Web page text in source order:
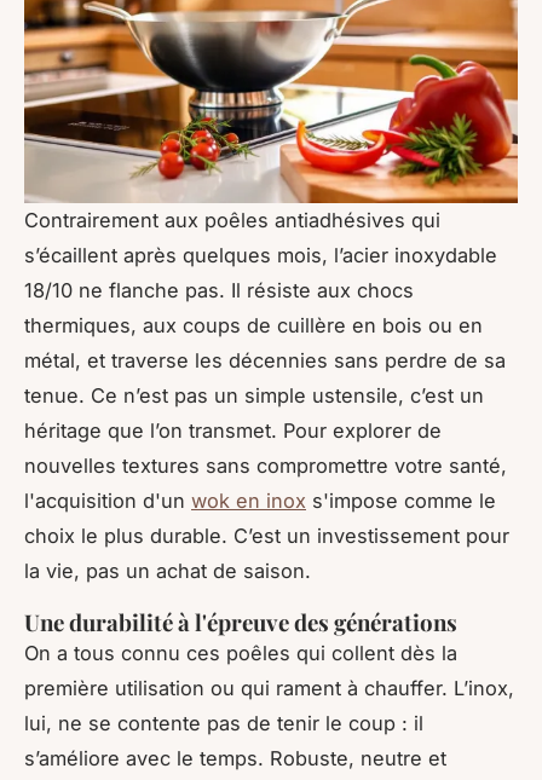
Contrairement aux poêles antiadhésives qui
s’écaillent après quelques mois, l’acier inoxydable
18/10 ne flanche pas. Il résiste aux chocs
thermiques, aux coups de cuillère en bois ou en
métal, et traverse les décennies sans perdre de sa
tenue. Ce n’est pas un simple ustensile, c’est un
héritage que l’on transmet. Pour explorer de
nouvelles textures sans compromettre votre santé,
l'acquisition d'un wok en inox s'impose comme le
choix le plus durable. C’est un investissement pour
la vie, pas un achat de saison.
Une durabilité à l'épreuve des générations
On a tous connu ces poêles qui collent dès la
première utilisation ou qui rament à chauffer. L’inox,
lui, ne se contente pas de tenir le coup : il
s’améliore avec le temps. Robuste, neutre et